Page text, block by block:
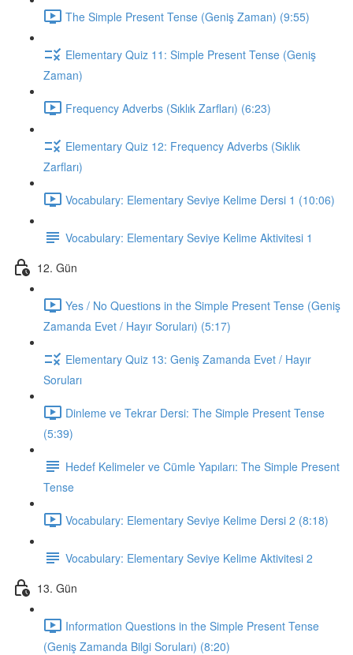
The Simple Present Tense (Geniş Zaman) (9:55)
Elementary Quiz 11: Simple Present Tense (Geniş
Zaman)
Frequency Adverbs (Sıklık Zarfları) (6:23)
Elementary Quiz 12: Frequency Adverbs (Sıklık
Zarfları)
Vocabulary: Elementary Seviye Kelime Dersi 1 (10:06)
Vocabulary: Elementary Seviye Kelime Aktivitesi 1
12. Gün
Yes / No Questions in the Simple Present Tense (Geniş
Zamanda Evet / Hayır Soruları) (5:17)
Elementary Quiz 13: Geniş Zamanda Evet / Hayır
Soruları
Dinleme ve Tekrar Dersi: The Simple Present Tense
(5:39)
Hedef Kelimeler ve Cümle Yapıları: The Simple Present
Tense
Vocabulary: Elementary Seviye Kelime Dersi 2 (8:18)
Vocabulary: Elementary Seviye Kelime Aktivitesi 2
13. Gün
Information Questions in the Simple Present Tense
(Geniş Zamanda Bilgi Soruları) (8:20)